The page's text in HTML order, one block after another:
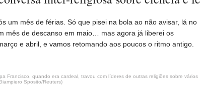
um mês de férias. Só que pisei na bola ao não avisar, lá no
mês de descanso em maio… mas agora já liberei os
e abril, e vamos retomando aos poucos o ritmo antigo.
Francisco, quando era cardeal, travou com líderes de outras religiões sobre vários
Sposito/Reuters)